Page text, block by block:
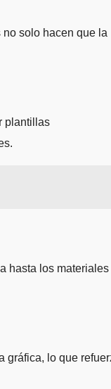
solo hacen que la
plantillas
hasta los materiales
gráfica, lo que